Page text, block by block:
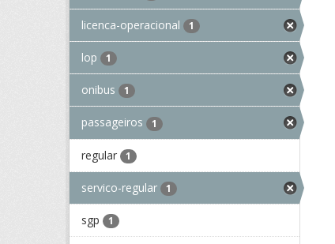
licenca-operacional 1
lop 1
onibus 1
passageiros 1
regular 1
servico-regular 1
sgp 1